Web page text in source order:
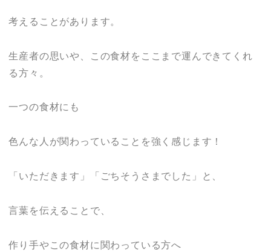
考えることがあります。
生産者の思いや、この食材をここまで運んできてくれ
る方々。
一つの食材にも
色んな人が関わっていることを強く感じます！
「いただきます」「ごちそうさまでした」と、
言葉を伝えることで、
作り手やこの食材に関わっている方へ